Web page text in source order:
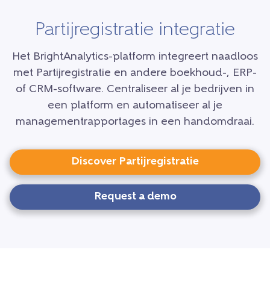
Partijregistratie integratie
Het BrightAnalytics-platform integreert naadloos
met Partijregistratie en andere boekhoud-, ERP-
of CRM-software. Centraliseer al je bedrijven in
een platform en automatiseer al je
managementrapportages in een handomdraai.
Discover Partijregistratie
Request a demo